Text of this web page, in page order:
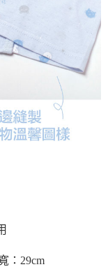
：29cm